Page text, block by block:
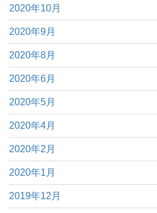
2020年10月
2020年9月
2020年8月
2020年6月
2020年5月
2020年4月
2020年2月
2020年1月
2019年12月